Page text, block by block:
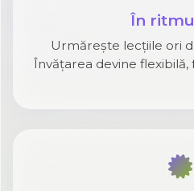
În
Urmărește lecțiile ori
Învățarea devine